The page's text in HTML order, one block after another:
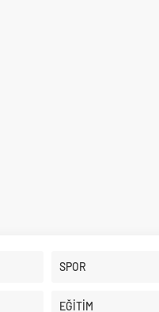
SPOR
EĞİTİM